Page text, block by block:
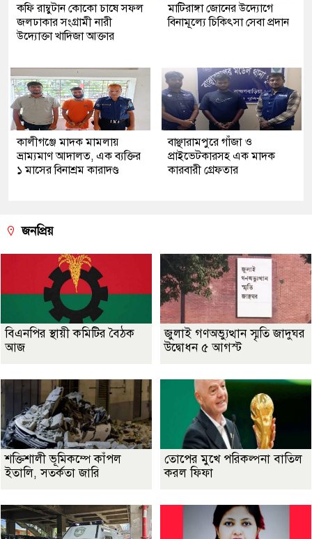
কফি রাম্বুটান কোকো চাষে সফল
জলঢাকার সংগ্রামী নারী
উদ্যোক্তা খাদিজা আক্তার
মাটিরাঙ্গা জোনের উদ্যোগে
বিনামূল্যে চিকিৎসা সেবা প্রদান
কালীগঞ্জে মাদক মামলায়
ভ্রাম্যমাণ আদালত, এক ব্যক্তির
১ মাসের বিনাশ্রম কারাদণ্ড
বাঞ্ছারামপুরে গাঁজা ও
প্রাইভেটকারসহ এক মাদক
কারবারী গ্রেফতার
জনপ্রিয়
বিএনপির স্থায়ী কমিটির বৈঠক
আজ
জুলাই গণঅভ্যুত্থান স্মৃতি জাদুঘর
উদ্বোধন ৫ আগস্ট
শক্তিশালী ভূমিকম্পে কাঁপল
ইতালি, সতর্কতা জারি
তোপের মুখে পরিকল্পনা বাতিল
করল ফিফা